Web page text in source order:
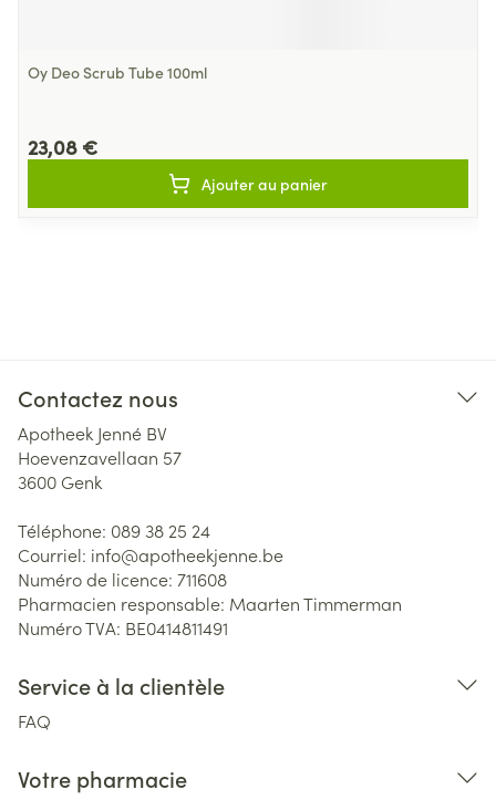
Oy Deo Scrub Tube 100ml
23,08 €
Ajouter au panier
Contactez nous
Apotheek Jenné BV
Hoevenzavellaan 57
3600 Genk
Téléphone: 089 38 25 24
Courriel: info@apotheekjenne.be
Numéro de licence: 711608
Pharmacien responsable: Maarten Timmerman
Numéro TVA: BE0414811491
Service à la clientèle
FAQ
Votre pharmacie